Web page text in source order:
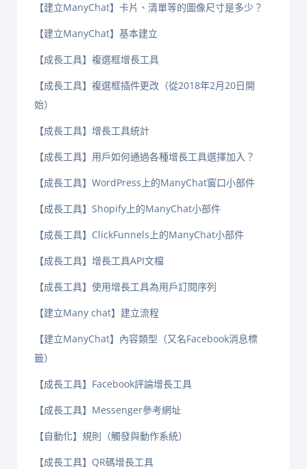
【建立ManyChat】卡片、清單等的圖像尺寸是多少？
【建立ManyChat】基本建立
【成長工具】複選框增長工具
【成長工具】複選框插件更改（從2018年2月20日開
始）
【成長工具】增長工具統計
【成長工具】用戶如何通過各種增長工具選擇加入？
【成長工具】WordPress上的ManyChat窗口小部件
【成長工具】Shopify上的ManyChat小部件
【成長工具】ClickFunnels上的ManyChat小部件
【成長工具】增長工具API文檔
【成長工具】使用增長工具為用戶訂閱序列
【建立Many chat】建立流程
【建立ManyChat】內容類型（又名Facebook消息標
籤）
【成長工具】Facebook評論增長工具
【成長工具】Messenger參考網址
【自動化】規則（觸發與動作系統）
【成長工具】QR碼增長工具